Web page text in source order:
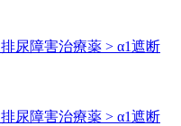
排尿障害治療薬 > α1遮断
排尿障害治療薬 > α1遮断